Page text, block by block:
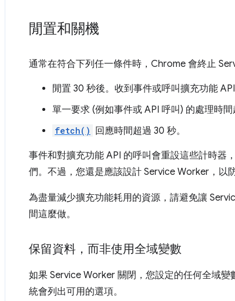
閒置和關機
通常在符合下列任一條件時，Chrome 會終止
閒置 30 秒後。收到事件或呼叫擴充功能
單一要求 (例如事件或 API 呼叫) 的處理時間
fetch() 回應時間超過 30 秒。
事件和對擴充功能 API 的呼叫會重設這些計時器
們。不過，您還是應該設計 Service Worker，以
為盡量減少擴充功能耗用的資源，請避免讓
間這麼做。
保留資料，而非使用全域變數
如果 Service Worker 關閉，您設定的任何全域
統會列出可用的選項。